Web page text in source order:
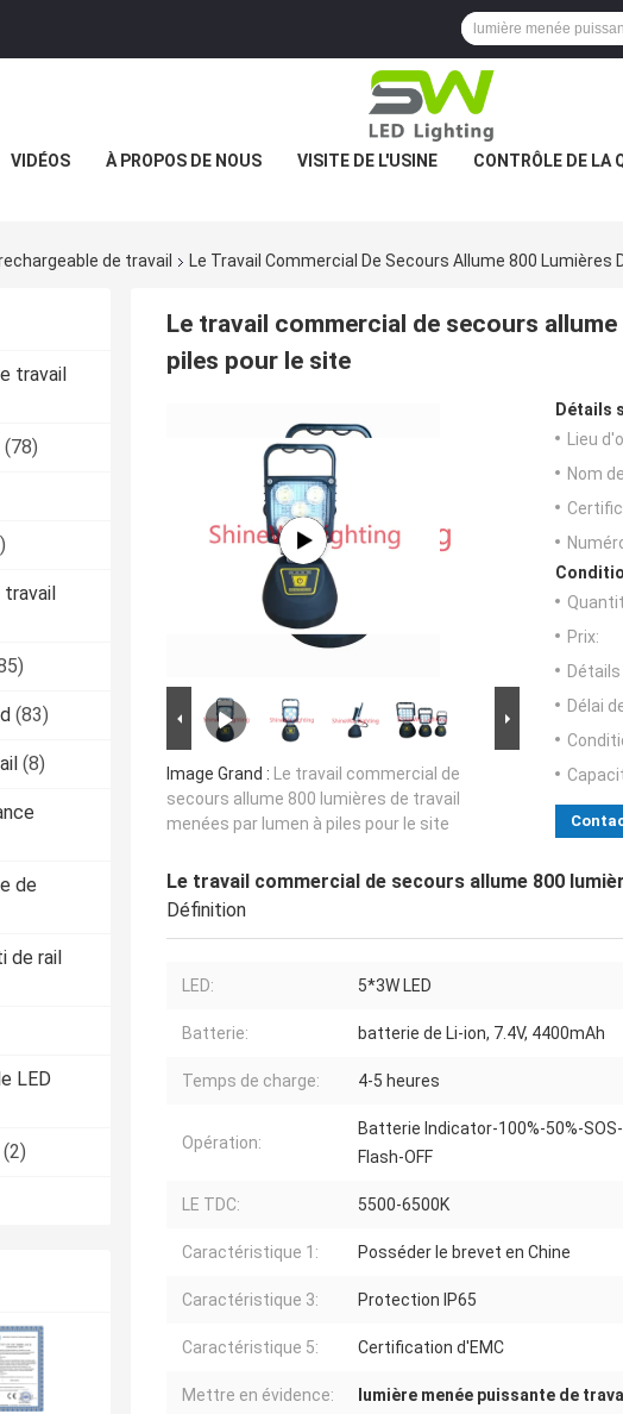
VIDÉOS À PROPOS DE NOUS VISITE DE L'USINE CONTRÔLE DE LA
de travail Le Travail Commercial De Secours Allume 800 Lumières
travail
(78)
(83)
(8)
de
de rail
LED
(2)
Le travail commercial de secours
piles pour le site
Image Grand : Le travail commercial de
secours allume 800 lumières de travail
menées par lumen à piles pour le site
Détails
Lieu
Nom
Prix:
Délai
Le travail commercial de secours allume 800
Définition
LED: 5*3W LED
Batterie: batterie de Li-ion, 7.4V, 4400mAh
Temps de charge: 4-5 heures
Opération:
Batterie Indicator-100%-50%-SOS-
Flash-OFF
LE TDC: 5500-6500K
Caractéristique 1: Posséder le brevet en Chine
Caractéristique 3: Protection IP65
Caractéristique 5: Certification d'EMC
Mettre en évidence: lumière menée puissante de